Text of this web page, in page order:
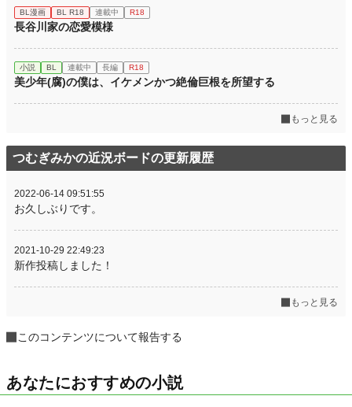
BL漫画 BL R18 連載中 R18
長谷川家の恋愛模様
小説 BL 連載中 長編 R18
美少年(腐)の僕は、イケメンかつ絶倫巨根を所望する
もっと見る
つむぎみかの近況ボードの更新履歴
2022-06-14 09:51:55
お久しぶりです。
2021-10-29 22:49:23
新作投稿しました！
もっと見る
このコンテンツについて報告する
あなたにおすすめの小説